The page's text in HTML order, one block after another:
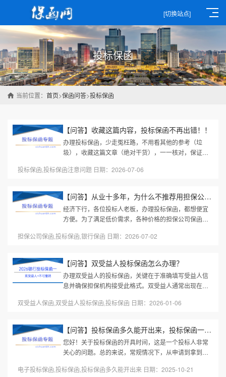
[切换站点]
投标保函
当前位置： 首页>保函问答>投标保函
【问答】收藏这篇内容，投标保函不再出错！！
办理投标保函，少走冤枉路，不用看其他的参考（垃
圾），收藏这篇文章（绝对干货），一一核对，保证你
办投标保函时直接找我，我帮你...
投标保函,投标保函注意问题 日期：2026-07-06
【问答】从业十多年，为什么不推荐用担保公司投标保函？？
经济下行，各位投标人老板，办理投标保函，都想便宜
方便。为了满足低价需求，各种价格的担保公司保函都
那么，为什么招标文件明明约...
担保公司保函,投标保函,银行保函 日期：2026-07-02
【问答】双受益人投标保函怎么办理？
办理双受益人的投标保函，关键在于准确填写受益人信
息并确保担保机构接受此格式。双受益人通常出现在多
项目中。以下是办理双受益人...
双受益人保函,双受益人投标保函,投标保函 日期：2026-01-06
【问答】投标保函多久能开出来，投标保函一般几天出来？
您好！关于投标保函的开具时间，这是一个投标人非常
关心的问题。总的来说，常规情况下，从申请到拿到手
多种因素的影响。下面为您详...
电子投标保函,投标保函,投标保函多久能开出来 日期：2025-10-21